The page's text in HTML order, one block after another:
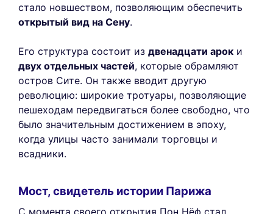
стало новшеством, позволяющим обеспечить
открытый вид на Сену.
Его структура состоит из двенадцати арок и
двух отдельных частей, которые обрамляют
остров Сите. Он также вводит другую
революцию: широкие тротуары, позволяющие
пешеходам передвигаться более свободно, что
было значительным достижением в эпоху,
когда улицы часто занимали торговцы и
всадники.
Мост, свидетель истории Парижа